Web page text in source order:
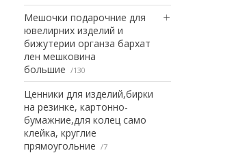
Мешочки подарочние для
ювелирних изделий и
бижутерии органза бархат
лен мешковина
большие
130
Ценники для изделий,бирки
на резинке, картонно-
бумажние,для колец само
клейка, круглие
прямоугольние
7